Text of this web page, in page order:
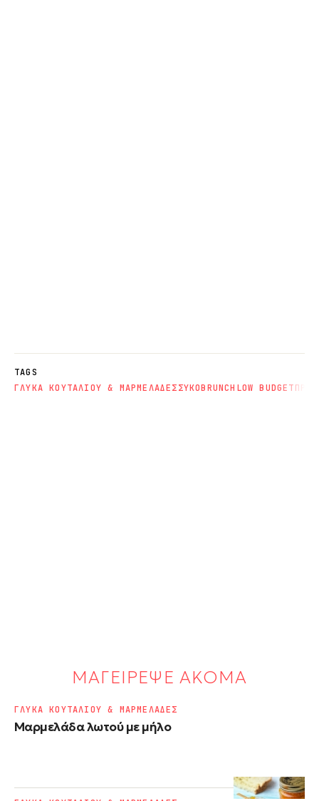
TAGS
ΓΛΥΚΑ ΚΟΥΤΑΛΙΟΥ & ΜΑΡΜΕΛΑΔΕΣΣΥΚΟBRUNCH LOW BUDGET
ΜΑΓΕΙΡΕΨΕ ΑΚΟΜΑ
Μαρμελάδα λωτού με μήλο
ΓΛΥΚΑ ΚΟΥΤΑΛΙΟΥ & ΜΑΡΜΕΛΑΔΕΣ